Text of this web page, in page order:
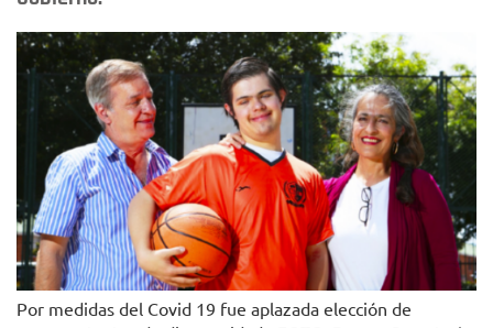
Por medidas del Covid 19 fue aplazada elección de